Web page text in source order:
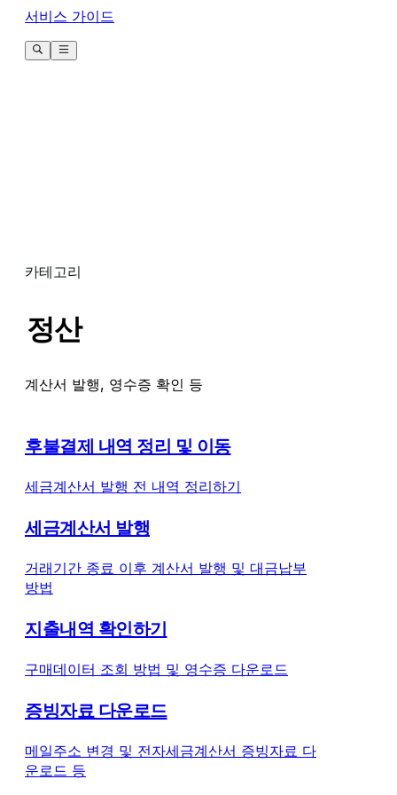
서비스 가이드
카테고리
정산
계산서 발행, 영수증 확인 등
후불결제 내역 정리 및 이동
세금계산서 발행 전 내역 정리하기
세금계산서 발행
거래기간 종료 이후 계산서 발행 및 대금납부
방법
지출내역 확인하기
구매데이터 조회 방법 및 영수증 다운로드
증빙자료 다운로드
메일주소 변경 및 전자세금계산서 증빙자료 다
운로드 등